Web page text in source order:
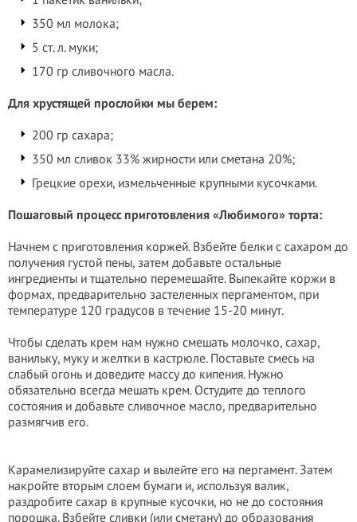
350 мл молока;
5 ст. л. муки;
170 гр сливочного масла.
Для хрустящей прослойки мы берем:
200 гр сахара;
350 мл сливок 33% жирности или сметана 20%;
Грецкие орехи, измельченные крупными кусочками.
Пошаговый процесс приготовления «Любимого» торта:
Начнем с приготовления коржей. Взбейте белки с сахаром до
получения густой пены, затем добавьте остальные
ингредиенты и тщательно перемешайте. Выпекайте коржи в
формах, предварительно застеленных пергаментом, при
температуре 120 градусов в течение 15-20 минут.
Чтобы сделать крем нам нужно смешать молочко, сахар,
ванильку, муку и желтки в кастрюле. Поставьте смесь на
слабый огонь и доведите массу до кипения. Нужно
обязательно всегда мешать крем. Остудите до теплого
состояния и добавьте сливочное масло, предварительно
размягчив его.
Карамелизируйте сахар и вылейте его на пергамент. Затем
накройте вторым слоем бумаги и, используя валик,
раздробите сахар в крупные кусочки, но не до состояния
порошка. Взбейте сливки (или сметану) до образования